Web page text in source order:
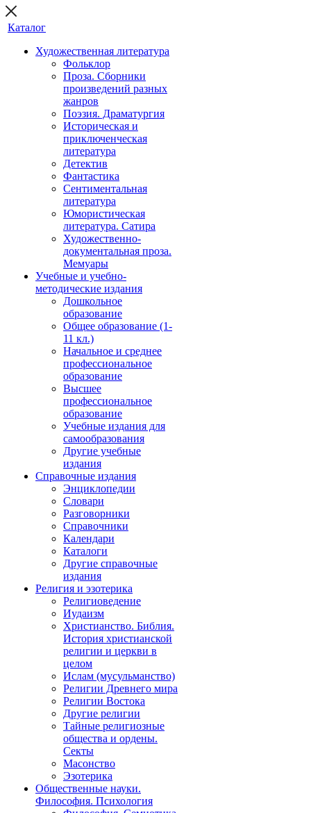
Каталог
Художественная литература
Фольклор
Проза. Сборники
произведений разных
жанров
Поэзия. Драматургия
Историческая и
приключенческая
литература
Детектив
Фантастика
Сентиментальная
литература
Юмористическая
литература. Сатира
Художественно-
документальная проза.
Мемуары
Учебные и учебно-
методические издания
Дошкольное
образование
Общее образование (1-
11 кл.)
Начальное и среднее
профессиональное
образование
Высшее
профессиональное
образование
Учебные издания для
самообразования
Другие учебные
издания
Справочные издания
Энциклопедии
Словари
Разговорники
Справочники
Календари
Каталоги
Другие справочные
издания
Религия и эзотерика
Религиоведение
Иудаизм
Христианство. Библия.
История христианской
религии и церкви в
целом
Ислам (мусульманство)
Религии Древнего мира
Религии Востока
Другие религии
Тайные религиозные
общества и ордены.
Секты
Масонство
Эзотерика
Общественные науки.
Философия. Психология